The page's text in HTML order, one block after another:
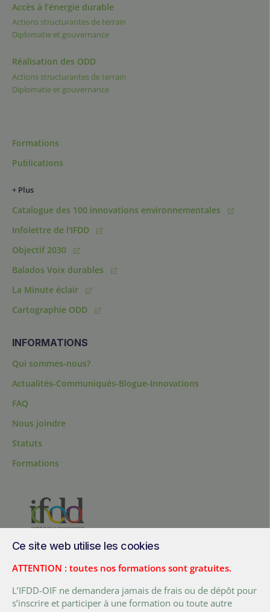
Accès à l’énergie durable
Actions structurantes de terrain
Diplomatie et gouvernance
Réalisation des ODD
Actions structurantes de terrain
Diplomatie et gouvernance
Formations
Publications
+ Plus
Catalogue des 100 innovations environnementales
Infolettre de l'IFDD
Objectif 2030
Balados Voix durables
La Minute éclair
Cartographie ODD
INFORMATIONS
Qui sommes-nous?
Actualités-Communiqués-Blogue-Innovations
FAQ
Nous joindre
Statuts
Formations
Canada
Tél. :+ (1) 418 692 5727
Fax :+ (1) 418 692 5644
Ce site web utilise les cookies
ATTENTION : toutes nos formations sont gratuites.
L’IFDD-OIF ne demandera jamais de frais ou de dépôt pour
s’inscrire et participer à une formation ou toute autre